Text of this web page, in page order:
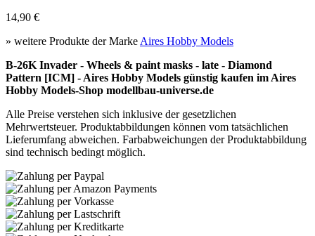
14,90 €
» weitere Produkte der Marke Aires Hobby Models
B-26K Invader - Wheels & paint masks - late - Diamond
Pattern [ICM] - Aires Hobby Models günstig kaufen im Aires
Hobby Models-Shop modellbau-universe.de
Alle Preise verstehen sich inklusive der gesetzlichen
Mehrwertsteuer. Produktabbildungen können vom tatsächlichen
Lieferumfang abweichen. Farbabweichungen der Produktabbildung
sind technisch bedingt möglich.